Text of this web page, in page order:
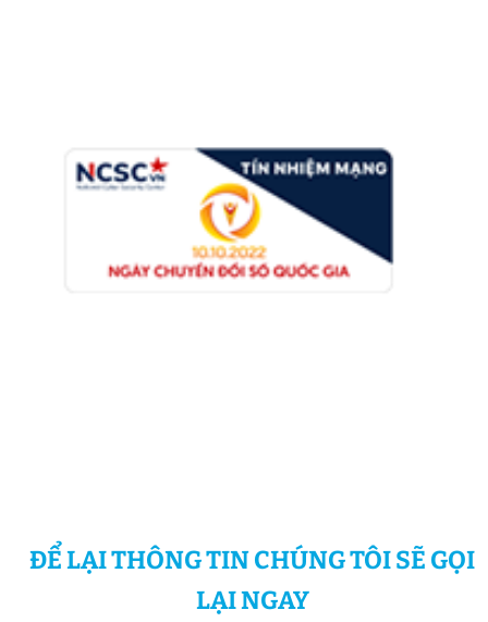
ĐỂ LẠI THÔNG TIN CHÚNG TÔI SẼ GỌI
LẠI NGAY